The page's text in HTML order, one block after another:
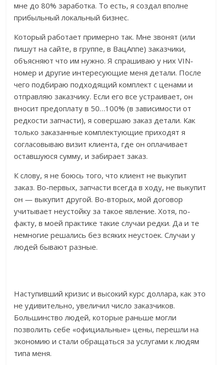
мне до 80% заработка. То есть, я создал вполне
прибыльный локальный бизнес.
Который работает примерно так. Мне звонят (или
пишут на сайте, в группе, в ВацАппе) заказчики,
объясняют что им нужно. Я спрашиваю у них VIN-
номер и другие интересующие меня детали. После
чего подбираю подходящий комплект с ценами и
отправляю заказчику. Если его все устраивает, он
вносит предоплату в 50…100% (в зависимости от
редкости запчасти), я совершаю заказ детали. Как
только заказанные комплектующие приходят я
согласовываю визит клиента, где он оплачивает
оставшуюся сумму, и забирает заказ.
К слову, я не боюсь того, что клиент не выкупит
заказ. Во-первых, запчасти всегда в ходу, не выкупит
он — выкупит другой. Во-вторых, мой договор
учитывает неустойку за такое явление. Хотя, по-
факту, в моей практике такие случаи редки. Да и те
немногие решались без всяких неустоек. Случаи у
людей бывают разные.
Наступивший кризис и высокий курс доллара, как это
не удивительно, увеличил число заказчиков.
Большинство людей, которые раньше могли
позволить себе «официальные» цены, перешли на
экономию и стали обращаться за услугами к людям
типа меня.